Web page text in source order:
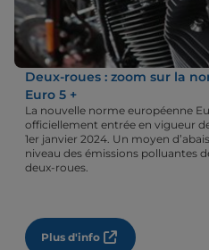
Deux-roues : zoom sur la
Euro 5 +
La nouvelle norme européenne
officiellement entrée en vigueur
1er janvier 2024. Un moyen
niveau des émissions polluantes
deux-roues.
Plus d'info